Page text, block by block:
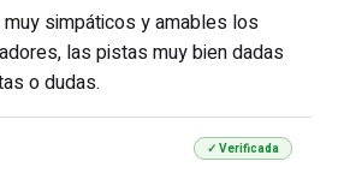
simpáticos y amables los
las pistas muy bien dadas
o dudas.
✓ Verificada